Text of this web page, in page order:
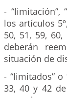
- “limitación”,
los artículos
50, 51, 59,
deberán
situación de
- “limitados”
33, 40 y 42